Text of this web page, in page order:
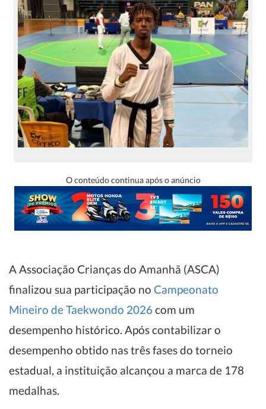
O conteúdo continua após o anúncio
A Associação Crianças do Amanhã (ASCA)
finalizou sua participação no Campeonato
Mineiro de Taekwondo 2026com um
desempenho histórico. Após contabilizar o
desempenho obtido nas três fases do torneio
estadual, a instituição alcançou a marca de 178
medalhas.